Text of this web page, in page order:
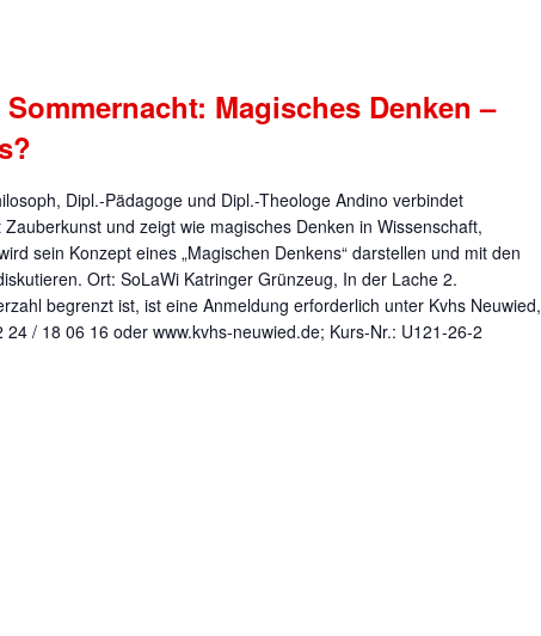
Magisches Denken –
Dipl.-Pädagoge und Dipl.-Theologe Andino verbindet
und zeigt wie magisches Denken in Wissenschaft,
sein Konzept eines „Magischen Denkens“ darstellen und mit den
Ort: SoLaWi Katringer Grünzeug, In der Lache 2.
begrenzt ist, ist eine Anmeldung erforderlich unter Kvhs Neuwied,
/ 18 06 16 oder www.kvhs-neuwied.de; Kurs-Nr.: U121-26-2